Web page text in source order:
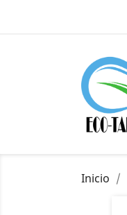
Inicio